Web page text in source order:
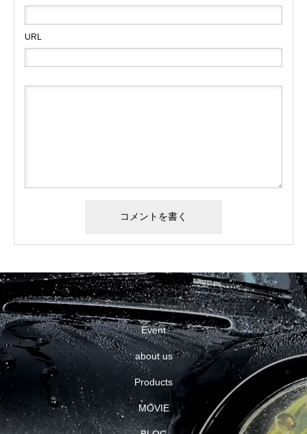
URL
Event
about us
Products
MOVIE